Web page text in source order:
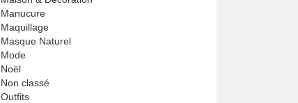
Manucure
Maquillage
Masque Naturel
Mode
Noël
Non classé
Outfits